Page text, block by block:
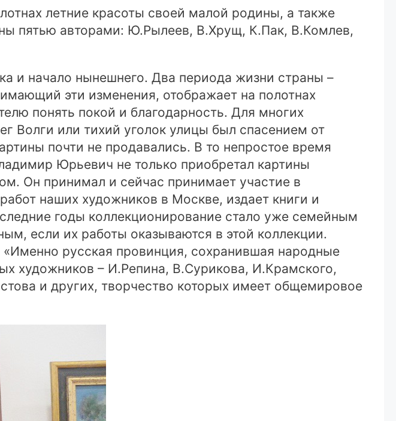
летние красоты своей малой родины, а также
пятью авторами: Ю.Рылеев, В.Хрущ, К.Пак, В.Комлев,
и начало нынешнего. Два периода жизни страны –
эти изменения, отображает на полотнах
понять покой и благодарность. Для многих
Волги или тихий уголок улицы был спасением от
почти не продавались. В то непростое время
Юрьевич не только приобретал картины
Он принимал и сейчас принимает участие в
наших художников в Москве, издает книги и
годы коллекционирование стало уже семейным
если их работы оказываются в этой коллекции.
русская провинция, сохранившая народные
художников – И.Репина, В.Сурикова, И.Крамского,
и других, творчество которых имеет общемировое